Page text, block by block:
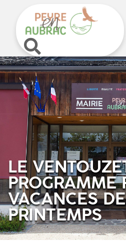
LE
PROGRAMME
VACANCES DE
PRINTEMPS